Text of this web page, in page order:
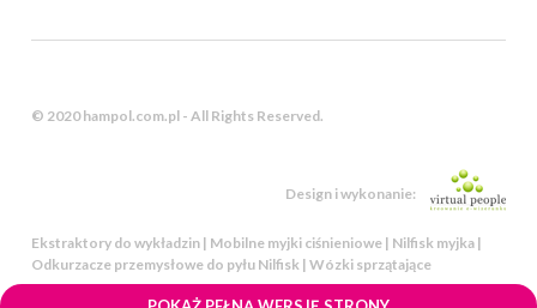
© 2020 hampol.com.pl - All Rights Reserved.
Design i wykonanie:
Ekstraktory do wykładzin | Mobilne myjki ciśnieniowe | Nilfisk myjka |
Odkurzacze przemysłowe do pyłu Nilfisk | Wózki sprzątające